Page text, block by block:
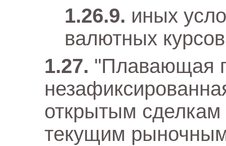
иных
валютных
"Плавающая
открытым
текущим